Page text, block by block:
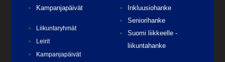
Kampanjapäivät
Liikuntaryhmät
Leirit
Kampanjapäivät
Inkluusiohanke
Seniorihanke
Suomi liikkeelle -
liikuntahanke